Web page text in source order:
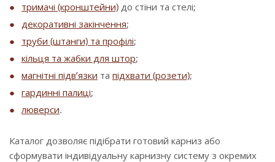
тримачі (кронштейни) до стіни та стелі;
декоративні закінчення;
труби (штанги) та профілі;
кільця та жабки для штор;
магнітні підв’язки та підхвати (розети);
гардинні палиці;
люверси.
Каталог дозволяє підібрати готовий карниз або
сформувати індивідуальну карнизну систему з окремих